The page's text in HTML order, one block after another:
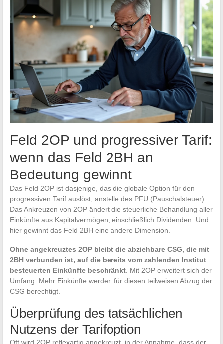
Feld 2OP und progressiver Tarif:
wenn das Feld 2BH an
Bedeutung gewinnt
Das Feld 2OP ist dasjenige, das die globale Option für den
progressiven Tarif auslöst, anstelle des PFU (Pauschalsteuer).
Das Ankreuzen von 2OP ändert die steuerliche Behandlung aller
Einkünfte aus Kapitalvermögen, einschließlich Dividenden. Und
hier gewinnt das Feld 2BH eine andere Dimension.
Ohne angekreuztes 2OP bleibt die abziehbare CSG, die mit
2BH verbunden ist, auf die bereits vom zahlenden Institut
besteuerten Einkünfte beschränkt. Mit 2OP erweitert sich der
Umfang: Mehr Einkünfte werden für diesen teilweisen Abzug der
CSG berechtigt.
Überprüfung des tatsächlichen
Nutzens der Tarifoption
Oft wird 2OP reflexartig angekreuzt, in der Annahme, dass der